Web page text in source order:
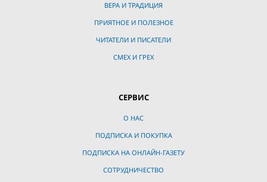
ВЕРА И ТРАДИЦИЯ
ПРИЯТНОЕ И ПОЛЕЗНОЕ
ЧИТАТЕЛИ И ПИСАТЕЛИ
СМЕХ И ГРЕХ
СЕРВИС
О НАС
ПОДПИСКА И ПОКУПКА
ПОДПИСКА НА ОНЛАЙН-ГАЗЕТУ
СОТРУДНИЧЕСТВО